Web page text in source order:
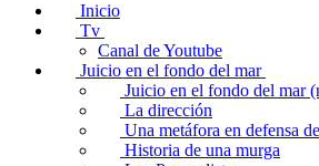
Inicio
Tv
Canal de Youtube
Juicio en el fondo del mar
Juicio en el fondo del mar
La dirección
Una metáfora en defensa
Historia de una murga